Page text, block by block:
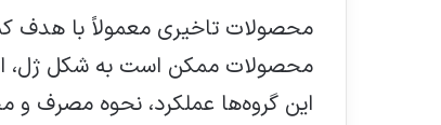
محصولات تاخیری معمولاً با هدف
محصولات ممکن است به شکل ژل،
این گروه‌ها عملکرد، نحوه مصرف